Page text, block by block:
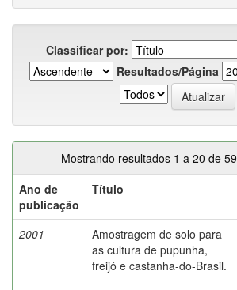
Classificar por:
Resultados/Página
Mostrando resultados 1 a 20 de 59
Ano de
publicação
Título
2001
Amostragem de solo para
as cultura de pupunha,
freijó e castanha-do-Brasil.